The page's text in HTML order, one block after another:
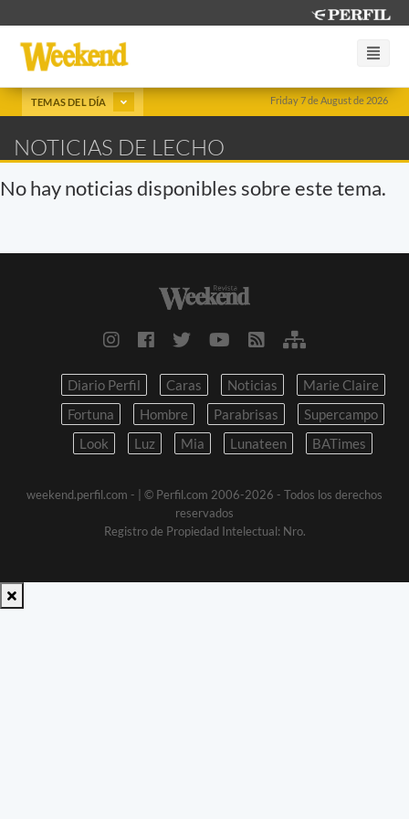
Friday 7 de August de 2026
TEMAS DEL DÍA
NOTICIAS DE LECHO
No hay noticias disponibles sobre este tema.
Diario Perfil Caras Noticias
Marie Claire
Fortuna
Hombre Parabrisas
Supercampo
Look
Luz Mia Lunateen BATimes
weekend.perfil.com -
| © Perfil.com 2006-2026 - Todos los derechos
reservados
Registro de Propiedad Intelectual: Nro.